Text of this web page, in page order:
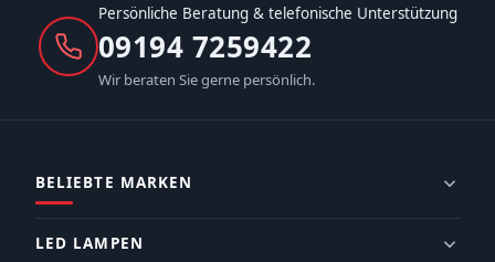
Persönliche Beratung & telefonische Unterstützung
09194 7259422
Wir beraten Sie gerne persönlich.
BELIEBTE MARKEN
LED LAMPEN